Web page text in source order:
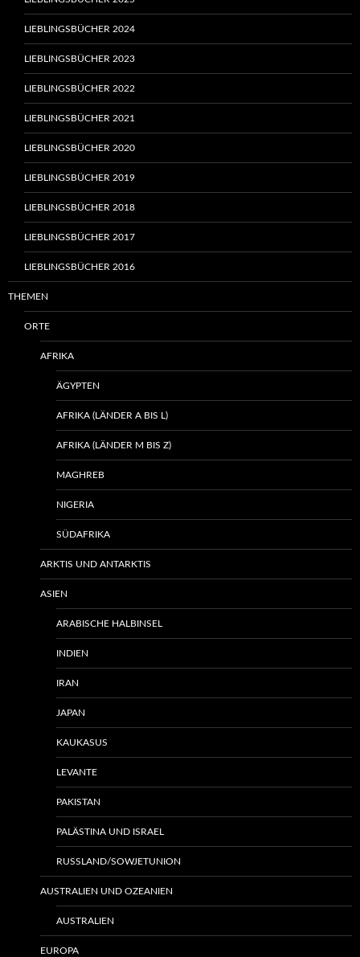
LIEBLINGSBÜCHER 2024
LIEBLINGSBÜCHER 2023
LIEBLINGSBÜCHER 2022
LIEBLINGSBÜCHER 2021
LIEBLINGSBÜCHER 2020
LIEBLINGSBÜCHER 2019
LIEBLINGSBÜCHER 2018
LIEBLINGSBÜCHER 2017
LIEBLINGSBÜCHER 2016
THEMEN
ORTE
AFRIKA
ÄGYPTEN
AFRIKA (LÄNDER A BIS L)
AFRIKA (LÄNDER M BIS Z)
MAGHREB
NIGERIA
SÜDAFRIKA
ARKTIS UND ANTARKTIS
ASIEN
ARABISCHE HALBINSEL
INDIEN
IRAN
JAPAN
KAUKASUS
LEVANTE
PAKISTAN
PALÄSTINA UND ISRAEL
RUSSLAND/SOWJETUNION
AUSTRALIEN UND OZEANIEN
AUSTRALIEN
EUROPA